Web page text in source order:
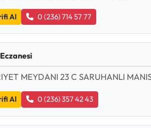
Al 0 (236) 714 57 77
MEYDANI 23 C SARUHANLI
Al 0 (236) 357 42 43